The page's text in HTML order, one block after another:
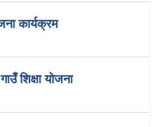
कार्यक्रम
शिक्षा योजना